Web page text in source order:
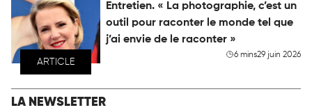
ARTICLE
Entretien. « La photographie, c’est un
outil pour raconter le monde tel que
j’ai envie de le raconter »
6 mins29 juin 2026
LA NEWSLETTER